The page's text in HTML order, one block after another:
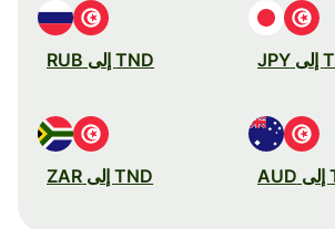
TND إلى RUB
TND إلى ZAR